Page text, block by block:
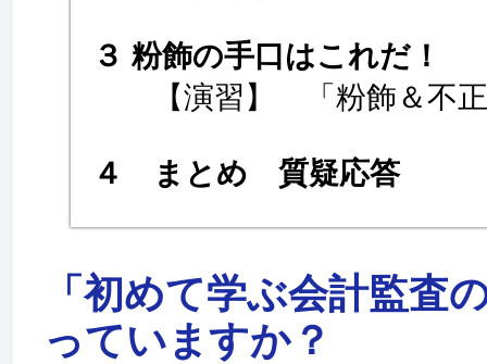
３ 粉飾の手口はこれだ！
【演習】 「粉飾＆不正
４ まとめ 質疑応答
「初めて学ぶ会計監査
っていますか？